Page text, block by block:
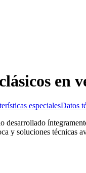
en
especialesDatos
desarrollado
y soluciones técnicas